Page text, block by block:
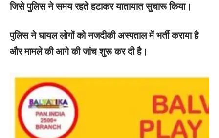
जिसे पुलिस ने समय रहते हटाकर यातायात सुचारू किया।
पुलिस ने घायल लोगों को नजदीकी अस्पताल में भर्ती कराया है
और मामले की आगे की जांच शुरू कर दी है।